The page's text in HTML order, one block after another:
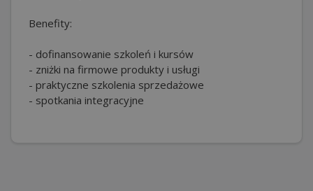
Benefity:
- dofinansowanie szkoleń i kursów
- zniżki na firmowe produkty i usługi
- praktyczne szkolenia sprzedażowe
- spotkania integracyjne